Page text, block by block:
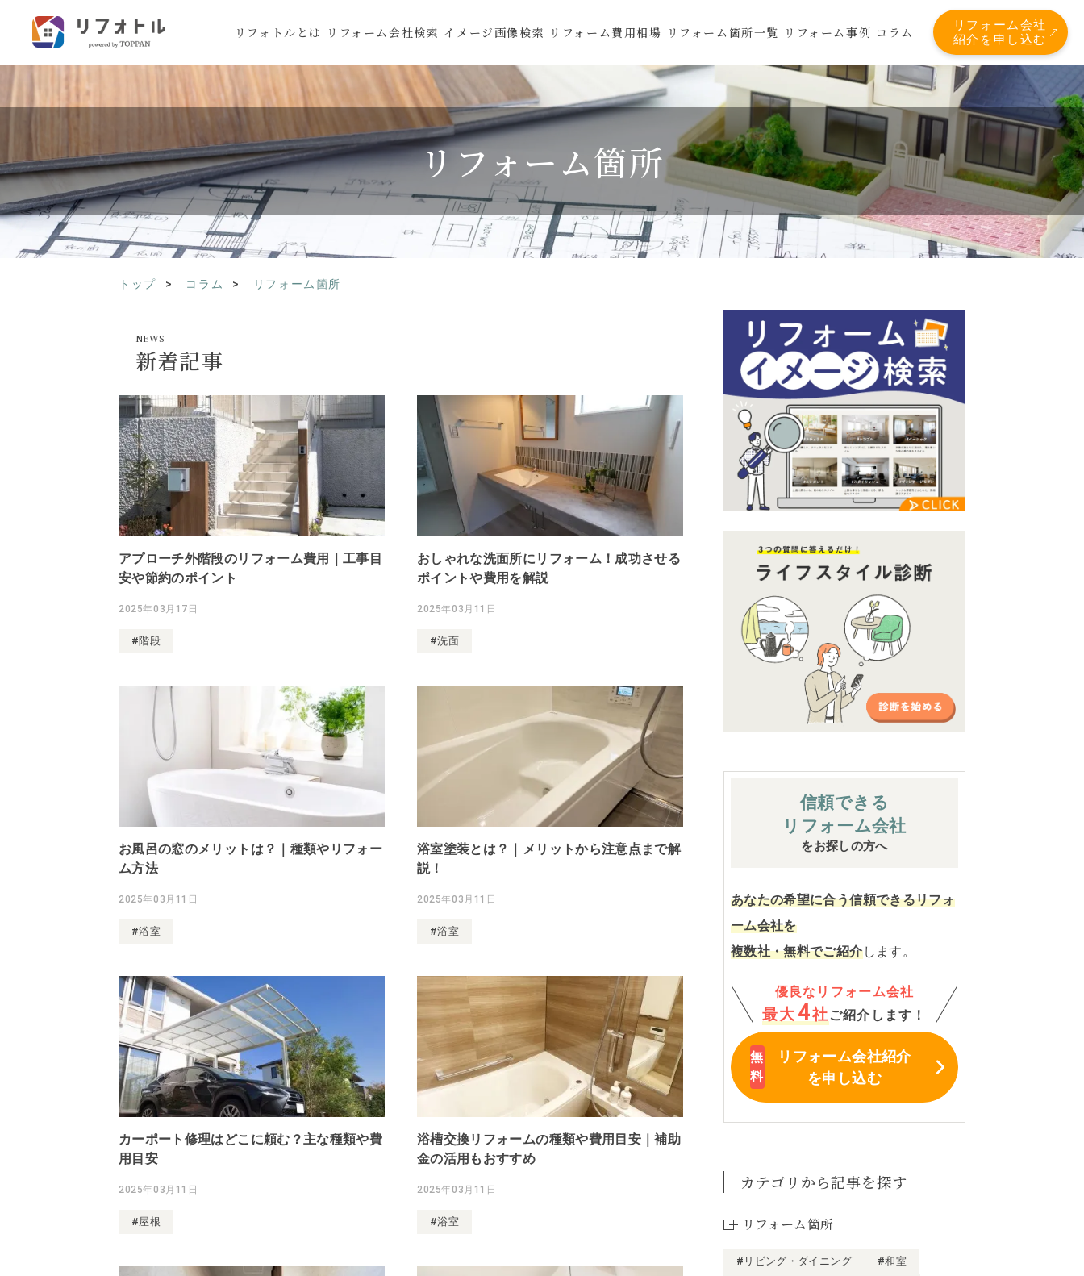
リフォトルとは リフォーム会社検索 イメージ画像検索 リフォーム費用相場 リフォーム箇所一覧 リフォーム事例 コラム
リフォーム会社
紹介を申し込む
リフォーム箇所
トップ コラム リフォーム箇所
新着記事
アプローチ外階段のリフォーム費用｜工事目
安や節約のポイント
2025年03月17日
#階段
おしゃれな洗面所にリフォーム！成功させる
ポイントや費用を解説
2025年03月11日
#洗面
お風呂の窓のメリットは？｜種類やリフォー
ム方法
2025年03月11日
#浴室
浴室塗装とは？｜メリットから注意点まで解
説！
2025年03月11日
#浴室
カーポート修理はどこに頼む？主な種類や費
用目安
2025年03月11日
#屋根
浴槽交換リフォームの種類や費用目安｜補助
金の活用もおすすめ
2025年03月11日
#浴室
信頼できる
リフォーム会社
をお探しの方へ
あなたの希望に合う信頼できるリフォ
ーム会社を
複数社・無料でご紹介します。
優良なリフォーム会社
最大 4社 ご紹介します！
リフォーム会社紹介
を申し込む
カテゴリから記事を探す
リフォーム箇所
#リビング・ダイニング
#和室